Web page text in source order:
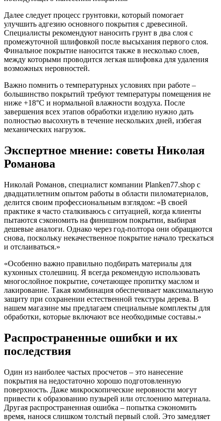
Далее следует процесс грунтовки, который помогает
улучшить адгезию основного покрытия с древесиной.
Специалисты рекомендуют наносить грунт в два слоя с
промежуточной шлифовкой после высыхания первого слоя.
Финальное покрытие наносится также в несколько слоев,
между которыми проводится легкая шлифовка для удаления
возможных неровностей.
Важно помнить о температурных условиях при работе –
большинство покрытий требуют температуры помещения не
ниже +18°C и нормальной влажности воздуха. После
завершения всех этапов обработки изделию нужно дать
полностью высохнуть в течение нескольких дней, избегая
механических нагрузок.
Экспертное мнение: советы Николая
Романова
Николай Романов, специалист компании Planken77.shop с
двадцатилетним опытом работы в области пиломатериалов,
делится своим профессиональным взглядом: «В своей
практике я часто сталкиваюсь с ситуацией, когда клиенты
пытаются сэкономить на финишном покрытии, выбирая
дешевые аналоги. Однако через год-полтора они обращаются
снова, поскольку некачественное покрытие начало трескаться
и отслаиваться.»
«Особенно важно правильно подбирать материалы для
кухонных столешниц. Я всегда рекомендую использовать
многослойное покрытие, сочетающее пропитку маслом и
лакирование. Такая комбинация обеспечивает максимальную
защиту при сохранении естественной текстуры дерева. В
нашем магазине мы предлагаем специальные комплекты для
обработки, которые включают все необходимые составы.»
Распространенные ошибки и их
последствия
Один из наиболее частых просчетов – это нанесение
покрытия на недостаточно хорошо подготовленную
поверхность. Даже микроскопические неровности могут
привести к образованию пузырей или отслоению материала.
Другая распространенная ошибка – попытка сэкономить
время, нанося слишком толстый первый слой. Это замедляет